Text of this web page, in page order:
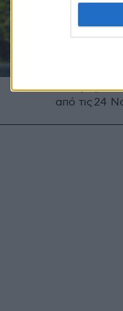
«Το
seller
στη
Θα
από τις 24